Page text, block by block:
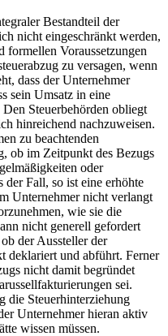
Bestandteil der
nicht eingeschränkt werden,
formellen Voraussetzungen
zu versagen, wenn
dass der Unternehmer
sein Umsatz in eine
Steuerbehörden obliegt
hinreichend nachzuweisen.
zu beachtenden
ob im Zeitpunkt des Bezugs
oder
der Fall, so ist eine erhöhte
Unternehmer nicht verlangt
wie sie die
nicht generell gefordert
der Aussteller der
deklariert und abführt. Ferner
nicht damit begründet
sei.
die Steuerhinterziehung
Unternehmer hieran aktiv
wissen müssen.